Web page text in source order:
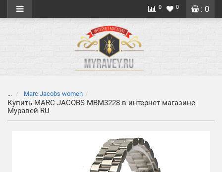
: 0
0 0
... Marc Jacobs women
Купить MARC JACOBS MBM3228 в интернет магазине
Муравей RU